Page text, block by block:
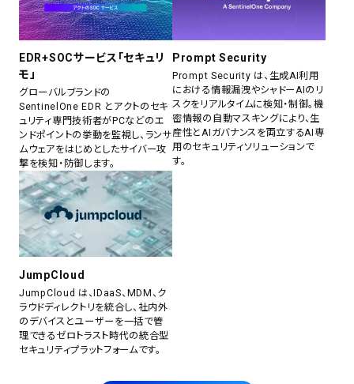
EDR+SOCサービス「セキュリ
モ」
グローバルブランドの
SentinelOne EDR とアクトのセキ
ュリティ専門技術者がPCなどのエ
ンドポイントの挙動を監視し、ランサ
ムウェアをはじめとしたサイバー攻
撃を検知・防御します。
Prompt Security
Prompt Security は、生成AI利用
における情報漏洩やシャドーAIのリ
スクをリアルタイムに検知・制御。機
密情報の自動マスキングにより、生
産性とAIガバナンスを両立するAI専
用のセキュリティソリューションで
す。
JumpCloud
JumpCloud は、IDaaS、MDM、ク
ラウドディレクトリを統合し、社内外
のデバイスとユーザーを一括で管
理できるゼロトラスト時代の統合型
セキュリティプラットフォームです。